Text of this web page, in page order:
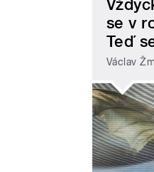
se v
Teď
Václav